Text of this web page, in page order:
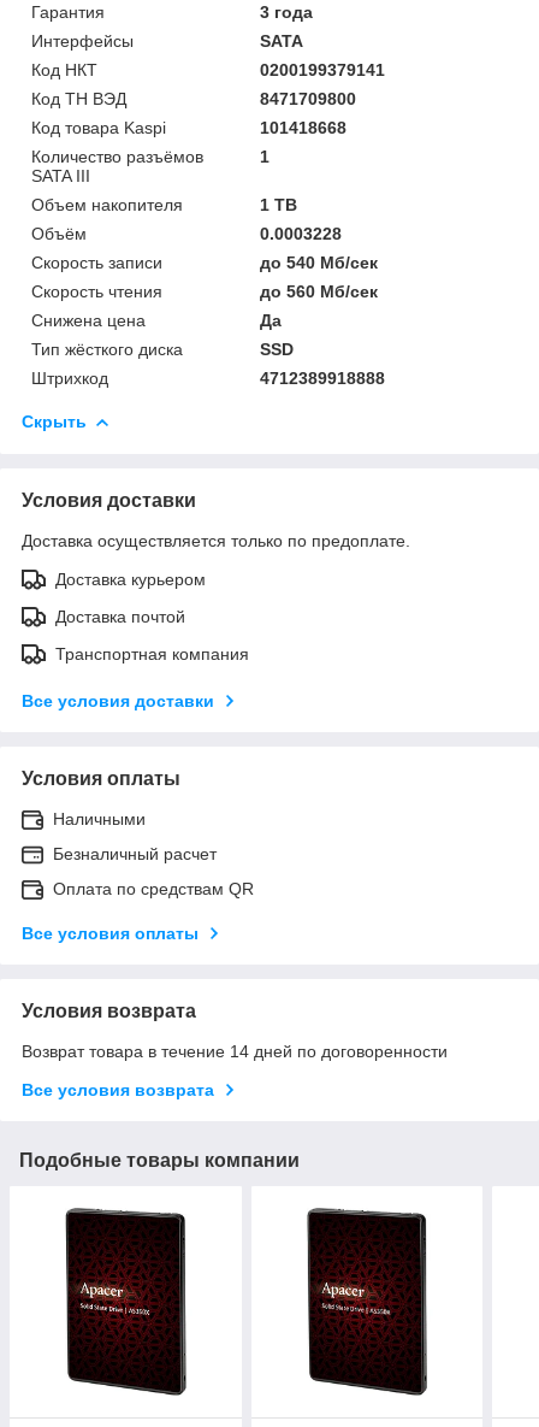
Гарантия
3 года
Интерфейсы
SATA
Код НКТ
0200199379141
Код ТН ВЭД
8471709800
Код товара Kaspi
101418668
Количество разъёмов
SATA III
1
Объем накопителя
1 TB
Объём
0.0003228
Скорость записи
до 540 Мб/сек
Скорость чтения
до 560 Мб/сек
Снижена цена
Да
Тип жёсткого диска
SSD
Штрихкод
4712389918888
Скрыть
Условия доставки
Доставка осуществляется только по предоплате.
Доставка курьером
Доставка почтой
Транспортная компания
Все условия доставки
Условия оплаты
Наличными
Безналичный расчет
Оплата по средствам QR
Все условия оплаты
Условия возврата
Возврат товара в течение 14 дней по договоренности
Все условия возврата
Подобные товары компании